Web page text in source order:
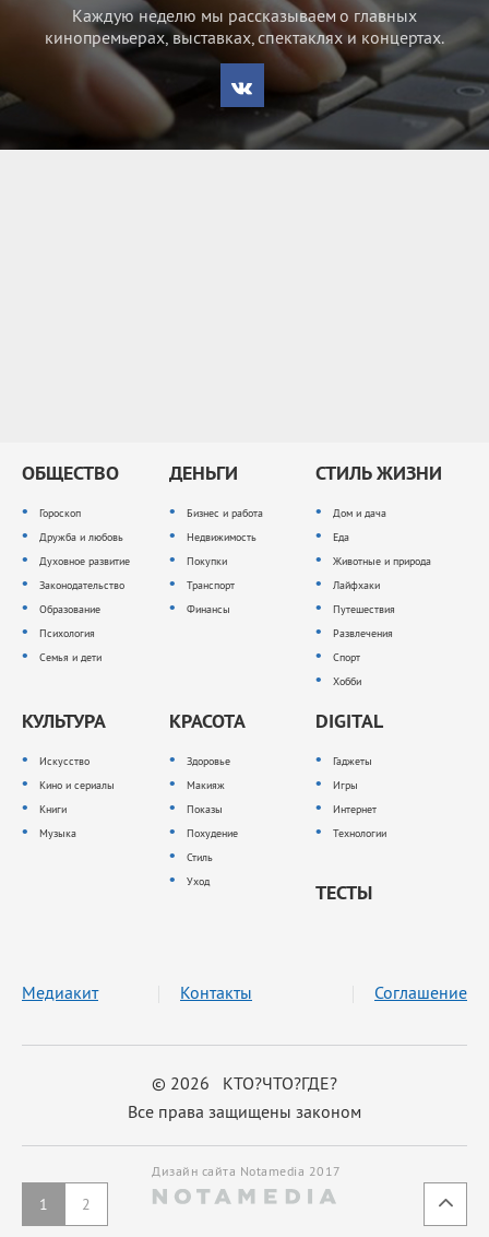
1 2
Каждую неделю мы рассказываем о главных
кинопремьерах, выставках, спектаклях и концертах.
ОБЩЕСТВО
Гороскоп
Дружба и любовь
Духовное развитие
Законодательство
Образование
Психология
Семья и дети
ДЕНЬГИ
Бизнес и работа
Недвижимость
Покупки
Транспорт
Финансы
СТИЛЬ ЖИЗНИ
Дом и дача
Еда
Животные и природа
Лайфхаки
Путешествия
Развлечения
Спорт
Хобби
КУЛЬТУРА
Искусство
Кино и сериалы
Книги
Музыка
КРАСОТА
Здоровье
Макияж
Показы
Похудение
Стиль
Уход
DIGITAL
Гаджеты
Игры
Интернет
Технологии
ТЕСТЫ
© 2026 КТО?ЧТО?ГДЕ?
Все права защищены законом
Медиакит Контакты Соглашение
Дизайн сайта Notamedia 2017